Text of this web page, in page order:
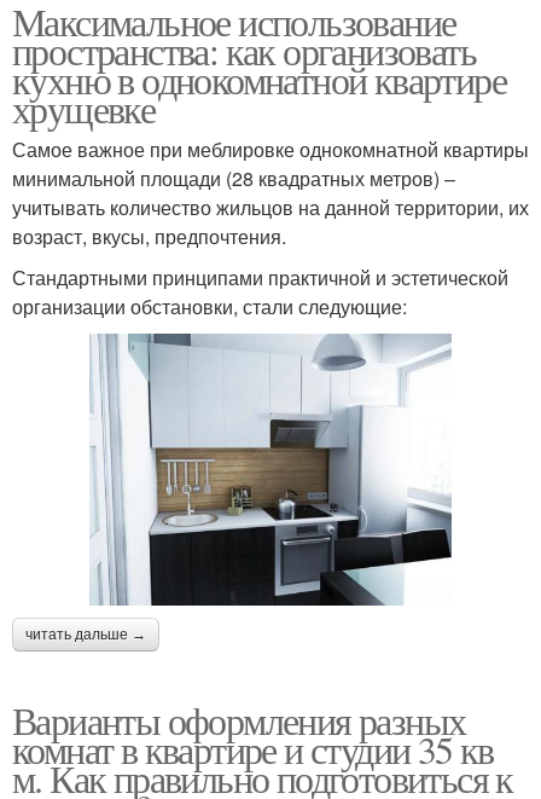
Максимальное использование
пространства: как организовать
кухню в однокомнатной квартире
хрущевке
Самое важное при меблировке однокомнатной квартиры
минимальной площади (28 квадратных метров) –
учитывать количество жильцов на данной территории, их
возраст, вкусы, предпочтения.
Стандартными принципами практичной и эстетической
организации обстановки, стали следующие:
читать дальше →
Варианты оформления разных
комнат в квартире и студии 35 кв
м. Как правильно подготовиться к